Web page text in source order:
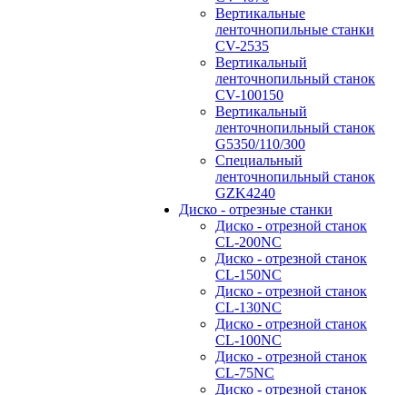
Вертикальные
ленточнопильные станки
CV-2535
Вертикальный
ленточнопильный станок
CV-100150
Вертикальный
ленточнопильный станок
G5350/110/300
Специальный
ленточнопильный станок
GZK4240
Диско - отрезные станки
Диско - отрезной станок
CL-200NC
Диско - отрезной станок
CL-150NC
Диско - отрезной станок
CL-130NC
Диско - отрезной станок
CL-100NC
Диско - отрезной станок
CL-75NC
Диско - отрезной станок